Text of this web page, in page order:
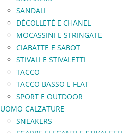
SANDALI
DÉCOLLETÉ E CHANEL
MOCASSINI E STRINGATE
CIABATTE E SABOT
STIVALI E STIVALETTI
TACCO
TACCO BASSO E FLAT
SPORT E OUTDOOR
UOMO CALZATURE
SNEAKERS